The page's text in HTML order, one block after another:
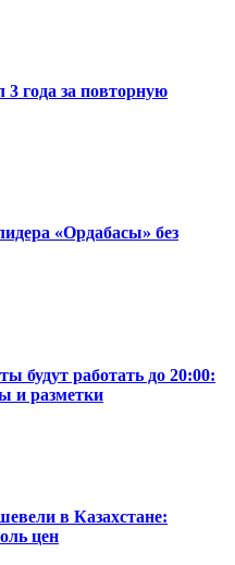
года за повторную
«Ордабасы» без
будут работать до 20:00:
и разметки
в Казахстане:
цен